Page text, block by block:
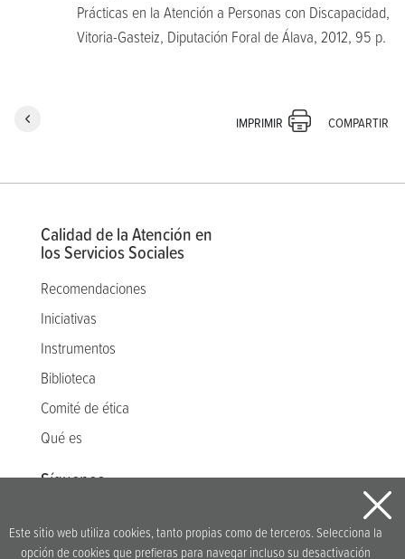
Prácticas en la Atención a Personas con Discapacidad,
Vitoria-Gasteiz, Diputación Foral de Álava, 2012, 95 p.
IMPRIMIR COMPARTIR
Calidad de la Atención en
los Servicios Sociales
Recomendaciones
Iniciativas
Instrumentos
Biblioteca
Comité de ética
Qué es
Síguenos
Este sitio web utiliza cookies, tanto propias como de terceros. Selecciona la
opción de cookies que prefieras para navegar incluso su desactivación